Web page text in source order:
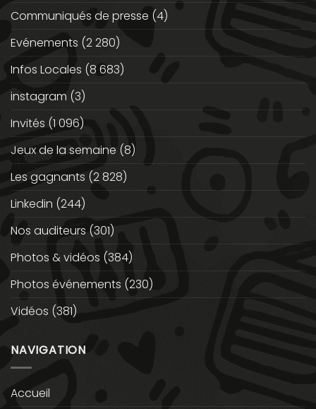
Communiqués de presse (4)
Evénements (2 280)
Infos Locales (8 683)
instagram (3)
Invités (1 096)
Jeux de la semaine (8)
Les gagnants (2 828)
Linkedin (244)
Nos auditeurs (301)
Photos & vidéos (384)
Photos événements (230)
Vidéos (381)
NAVIGATION
Accueil